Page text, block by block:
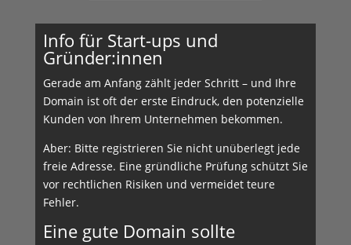
Info für Start-ups und
Gründer:innen
Gerade am Anfang zählt jeder Schritt – und Ihre
Domain ist oft der erste Eindruck, den potenzielle
Kunden von Ihrem Unternehmen bekommen.
Aber: Bitte registrieren Sie nicht unüberlegt jede
freie Adresse. Eine gründliche Prüfung schützt Sie
vor rechtlichen Risiken und vermeidet teure
Fehler.
Eine gute Domain sollte